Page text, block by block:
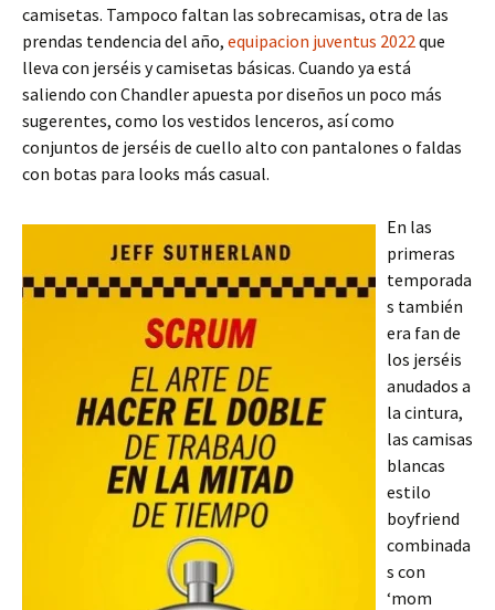
camisetas. Tampoco faltan las sobrecamisas, otra de las
prendas tendencia del año, equipacion juventus 2022que
lleva con jerséis y camisetas básicas. Cuando ya está
saliendo con Chandler apuesta por diseños un poco más
sugerentes, como los vestidos lenceros, así como
conjuntos de jerséis de cuello alto con pantalones o faldas
con botas para looks más casual.
En las
primeras
temporada
s también
era fan de
los jerséis
anudados a
la cintura,
las camisas
blancas
estilo
boyfriend
combinada
s con
‘mom